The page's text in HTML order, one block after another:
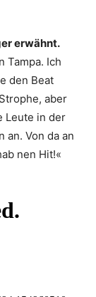
erwähnt.
Tampa. Ich
den Beat
aber
Leute in der
Von da an
nen Hit!«